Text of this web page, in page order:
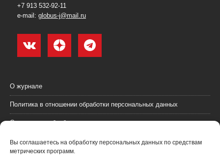
Вы соглашаетесь на обработку персональных данных по средствам
метрических программ.
+7 913 532-92-11
e-mail: globus-j@mail.ru
О журнале
Политика в отношении обработки персональных данных
Согласие на обработку персональных данных
Пользовательское соглашение (оферта)